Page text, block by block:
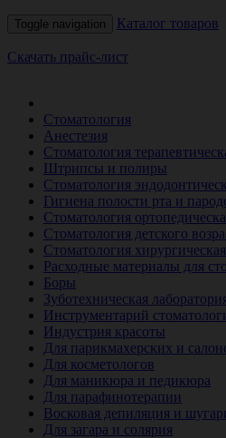
Toggle navigation Каталог товаров
Скачать прайс-лист
Стоматология
Анестезия
Стоматология
Штрипсы и полиры
Стоматология
Гигиена полости рта и
Стоматология
Стоматология детского
Стоматология хирургическая
Расходные материалы для
Боры
Зуботехническая
Инструментарий
Индустрия красоты
Для парикмахерских и
Для косметологов
Для маникюра и педикюра
Для парафинотерапии
Восковая депиляция и
Для загара и солярия